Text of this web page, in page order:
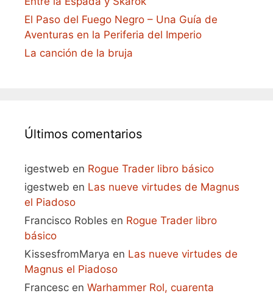
El Paso del Fuego Negro – Una Guía de
Aventuras en la Periferia del Imperio
La canción de la bruja
Últimos comentarios
igestweb en Rogue Trader libro básico
igestweb en Las nueve virtudes de Magnus
el Piadoso
Francisco Robles en Rogue Trader libro
básico
KissesfromMarya en Las nueve virtudes de
Magnus el Piadoso
Francesc en Warhammer Rol, cuarenta